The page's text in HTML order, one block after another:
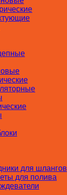
для шлангов
для полива